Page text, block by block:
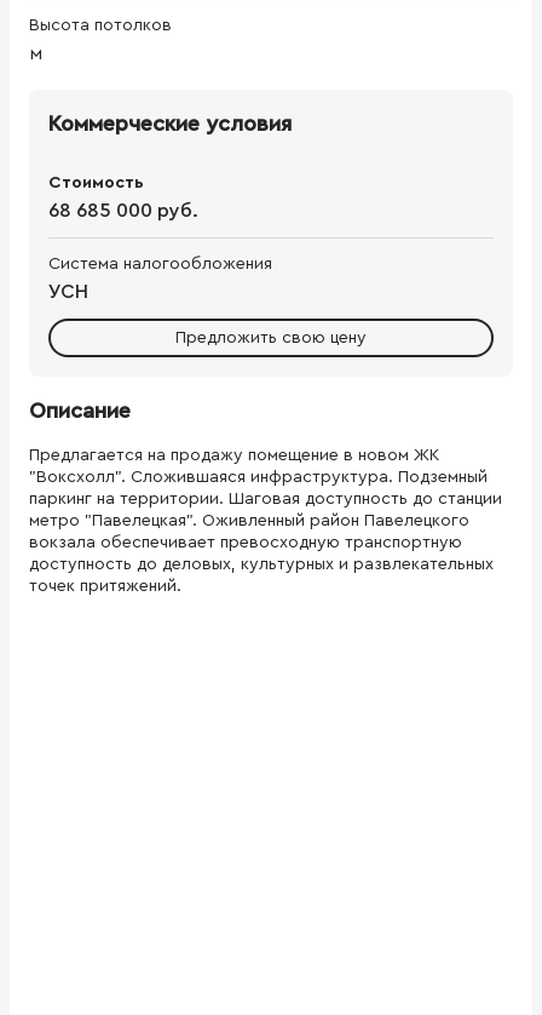
Высота потолков
м
Коммерческие условия
Стоимость
68 685 000 руб.
Система налогообложения
УСН
Предложить свою цену
Описание
Предлагается на продажу помещение в новом ЖК
"Воксхолл". Сложившаяся инфраструктура. Подземный
паркинг на территории. Шаговая доступность до станции
метро "Павелецкая". Оживленный район Павелецкого
вокзала обеспечивает превосходную транспортную
доступность до деловых, культурных и развлекательных
точек притяжений.